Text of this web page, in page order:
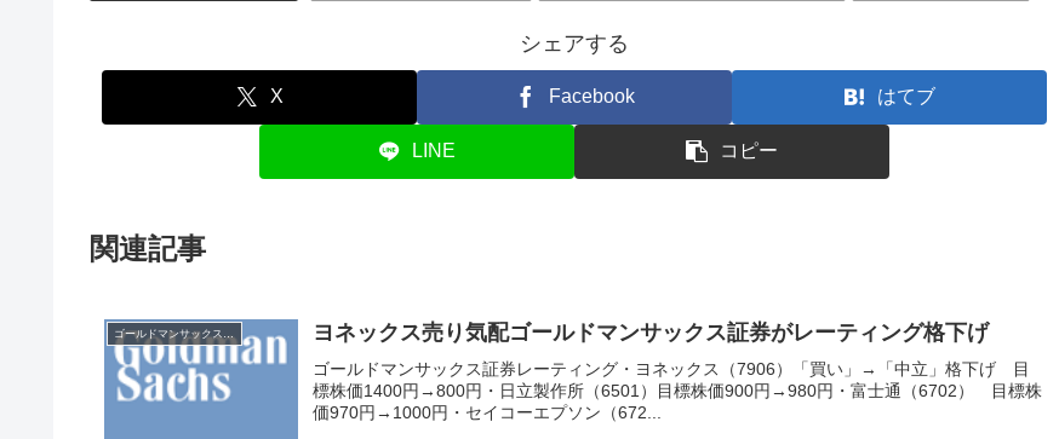
シェアする
X Facebook はてブ
LINE コピー
関連記事
ヨネックス売り気配ゴールドマンサックス証券がレーティング格下げ
ゴールドマンサックス証券レーティング・ヨネックス（7906）「買い」→「中立」格下げ 目
標株価1400円→800円・日立製作所（6501）目標株価900円→980円・富士通（6702） 目標株
価970円→1000円・セイコーエプソン（672...